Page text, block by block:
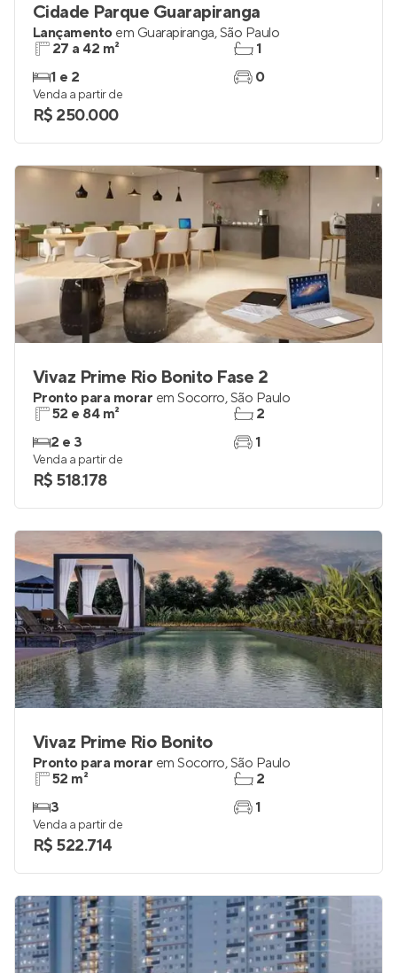
Cidade Parque Guarapiranga
Lançamento em Guarapiranga,São Paulo
27 a 42 m²
1 e 2
1
0
Venda a partir de
R$ 250.000
Vivaz Prime Rio Bonito Fase 2
Pronto para morar em Socorro,São Paulo
52 e 84 m²
2 e 3
2
1
Venda a partir de
R$ 518.178
Vivaz Prime Rio Bonito
Pronto para morar em Socorro,São Paulo
52 m²
3
2
1
Venda a partir de
R$ 522.714